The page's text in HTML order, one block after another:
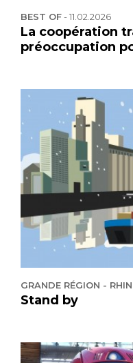
BEST OF-11.02.2026
La coopération
préoccupation
GRANDE RÉGION -
Stand by